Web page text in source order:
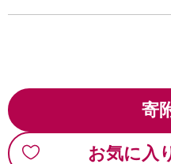
寄
お気に入